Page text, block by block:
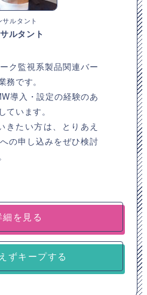
サルタント
ルタント
ク監視系製品関連バー
務です。
導入・設定の経験のあ
ています。
きたい方は、とりあえ
の申し込みをぜひ検討
細を見る
ずキープする